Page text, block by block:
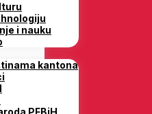
i nauku
kantona
PFBiH